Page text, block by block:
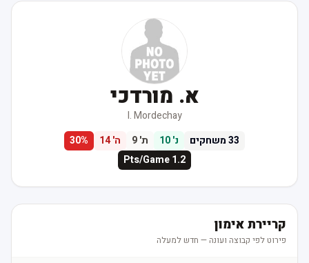
א. מורדכי
I. Mordechay
33משחקים 10 ת'9 ה'14
30
1.2
Pts/Game
קריירת אימון
פירוט לפי קבוצה ועונה — חדש למעלה